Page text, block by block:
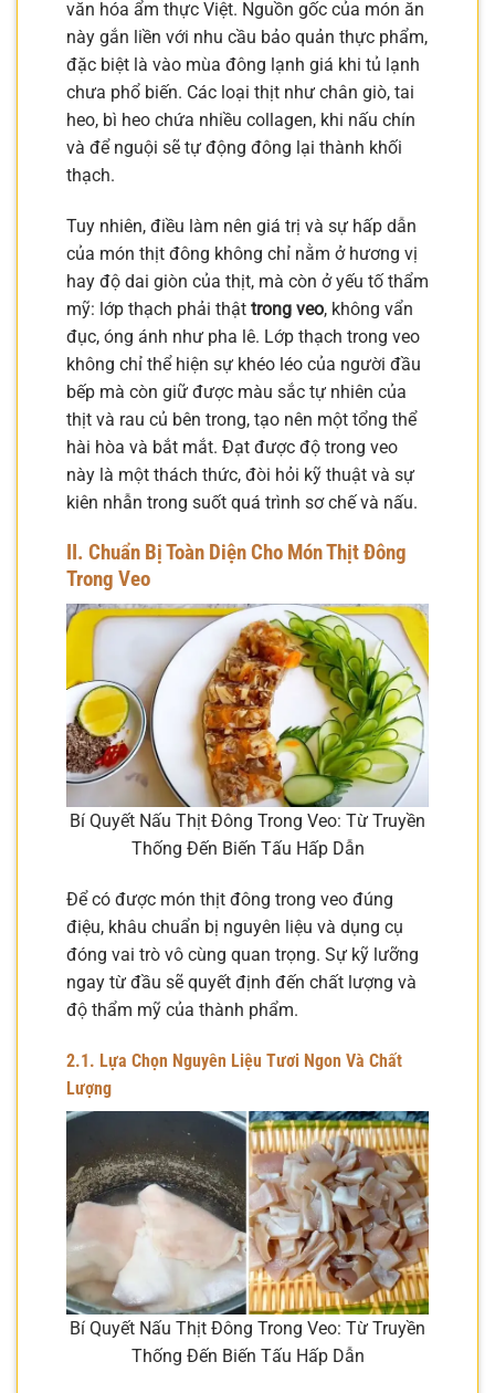
văn hóa ẩm thực Việt. Nguồn gốc của món ăn
này gắn liền với nhu cầu bảo quản thực phẩm,
đặc biệt là vào mùa đông lạnh giá khi tủ lạnh
chưa phổ biến. Các loại thịt như chân giò, tai
heo, bì heo chứa nhiều collagen, khi nấu chín
và để nguội sẽ tự động đông lại thành khối
thạch.
Tuy nhiên, điều làm nên giá trị và sự hấp dẫn
của món thịt đông không chỉ nằm ở hương vị
hay độ dai giòn của thịt, mà còn ở yếu tố thẩm
mỹ: lớp thạch phải thật trong veo, không vẩn
đục, óng ánh như pha lê. Lớp thạch trong veo
không chỉ thể hiện sự khéo léo của người đầu
bếp mà còn giữ được màu sắc tự nhiên của
thịt và rau củ bên trong, tạo nên một tổng thể
hài hòa và bắt mắt. Đạt được độ trong veo
này là một thách thức, đòi hỏi kỹ thuật và sự
kiên nhẫn trong suốt quá trình sơ chế và nấu.
II. Chuẩn Bị Toàn Diện Cho Món Thịt Đông
Trong Veo
Bí Quyết Nấu Thịt Đông Trong Veo: Từ Truyền
Thống Đến Biến Tấu Hấp Dẫn
Để có được món thịt đông trong veo đúng
điệu, khâu chuẩn bị nguyên liệu và dụng cụ
đóng vai trò vô cùng quan trọng. Sự kỹ lưỡng
ngay từ đầu sẽ quyết định đến chất lượng và
độ thẩm mỹ của thành phẩm.
2.1. Lựa Chọn Nguyên Liệu Tươi Ngon Và Chất
Lượng
Bí Quyết Nấu Thịt Đông Trong Veo: Từ Truyền
Thống Đến Biến Tấu Hấp Dẫn